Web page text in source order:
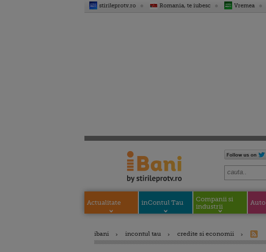
stirileprotv.ro Romania, te iubesc Vremea
Actualitate inContul Tau
Companii si
industrii
Auto
ibani incontul tau credite si economii